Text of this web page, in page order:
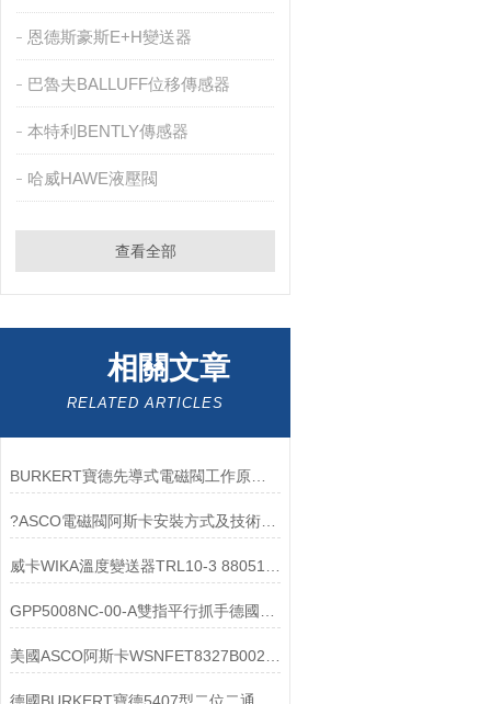
恩德斯豪斯E+H變送器
巴魯夫BALLUFF位移傳感器
本特利BENTLY傳感器
哈威HAWE液壓閥
查看全部
相關文章
RELATED ARTICLES
BURKERT寶德先導式電磁閥工作原理與結構優勢
?ASCO電磁閥阿斯卡安裝方式及技術參數